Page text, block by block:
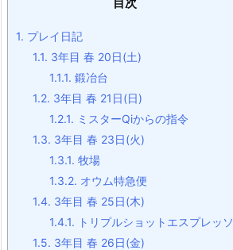
1. プレイ日記
1.1. 3年目 春 20日(土)
1.1.1. 鍛冶台
1.2. 3年目 春 21日(日)
1.2.1. ミスターQiからの指令
1.3. 3年目 春 23日(火)
1.3.1. 牧場
1.3.2. オウム特急便
1.4. 3年目 春 25日(木)
1.4.1. トリプルショットエスプレッソ
1.5. 3年目 春 26日(金)